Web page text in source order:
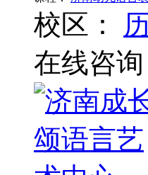
校区：
在线咨询